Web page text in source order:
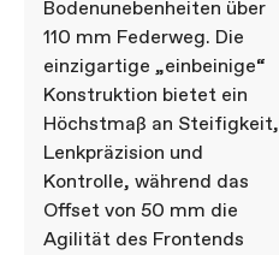
Bodenunebenheiten über
110 mm Federweg. Die
einzigartige „einbeinige“
Konstruktion bietet ein
Höchstmaß an Steifigkeit,
Lenkpräzision und
Kontrolle, während das
Offset von 50 mm die
Agilität des Frontends